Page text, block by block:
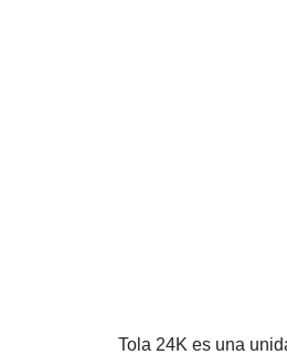
Tola 24K es una